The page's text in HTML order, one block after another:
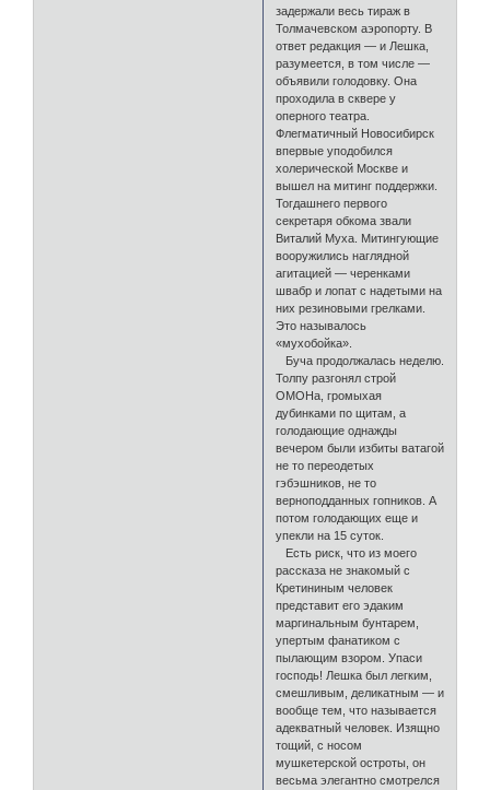
задержали весь тираж в
Толмачевском аэропорту. В
ответ редакция — и Лешка,
разумеется, в том числе —
объявили голодовку. Она
проходила в сквере у
оперного театра.
Флегматичный Новосибирск
впервые уподобился
холерической Москве и
вышел на митинг поддержки.
Тогдашнего первого
секретаря обкома звали
Виталий Муха. Митингующие
вооружились наглядной
агитацией — черенками
швабр и лопат с надетыми на
них резиновыми грелками.
Это называлось
«мухобойка».
Буча продолжалась неделю.
Толпу разгонял строй
ОМОНа, громыхая
дубинками по щитам, а
голодающие однажды
вечером были избиты ватагой
не то переодетых
гэбэшников, не то
верноподданных гопников. А
потом голодающих еще и
упекли на 15 суток.
Есть риск, что из моего
рассказа не знакомый с
Кретининым человек
представит его эдаким
маргинальным бунтарем,
упертым фанатиком с
пылающим взором. Упаси
господь! Лешка был легким,
смешливым, деликатным — и
вообще тем, что называется
адекватный человек. Изящно
тощий, с носом
мушкетерской остроты, он
весьма элегантно смотрелся